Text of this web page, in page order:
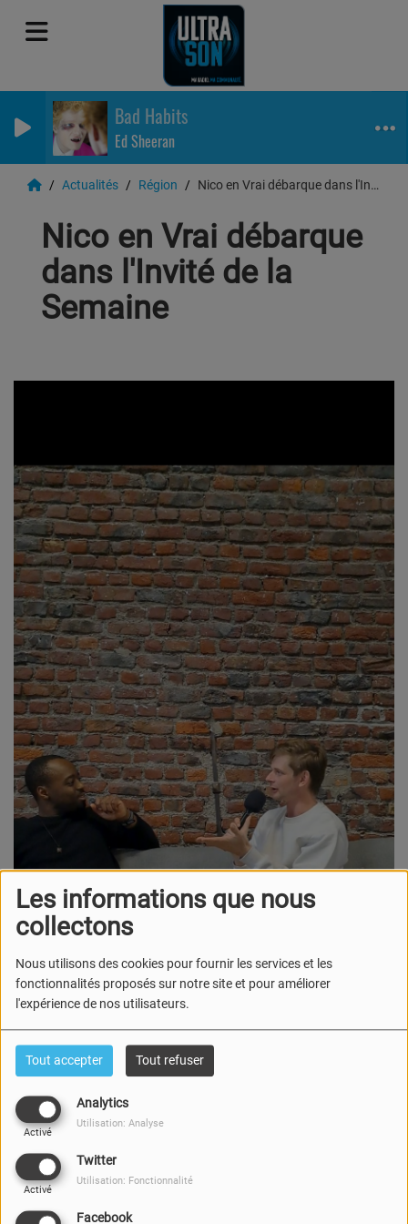
Les informations que nous
collectons
Nous utilisons des cookies pour fournir les services et les
fonctionnalités proposés sur notre site et pour améliorer
l'expérience de nos utilisateurs.
Tout accepter Tout refuser
Analytics
Activé
Utilisation: Analyse
Twitter
Activé
Utilisation: Fonctionnalité
Facebook
Bad Habits
Ed Sheeran
Actualités Région Nico en Vrai débarque dans l'Invité de la Semaine
Nico en Vrai débarque
dans l'Invité de la
Semaine